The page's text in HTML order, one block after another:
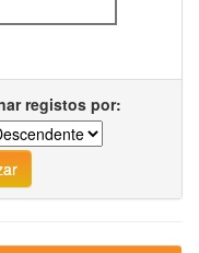
registos por: